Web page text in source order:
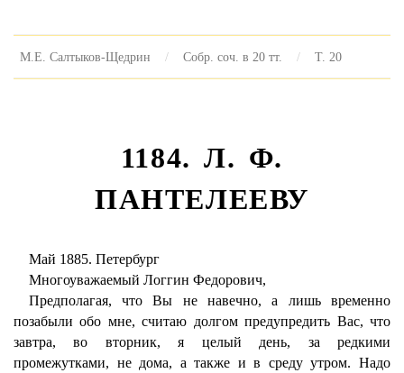
М.Е. Салтыков-Щедрин Собр. соч. в 20 тт. Т. 20
1184. Л. Ф.
ПАНТЕЛЕЕВУ
Май 1885. Петербург
Многоуважаемый Логгин Федорович,
Предполагая, что Вы не навечно, а лишь временно
позабыли обо мне, считаю долгом предупредить Вас, что
завтра, во вторник, я целый день, за редкими
промежутками, не дома, а также и в среду утром. Надо